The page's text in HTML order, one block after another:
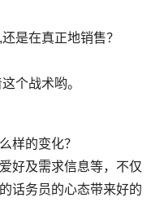
是在真正地销售？
个战术哟。
样的变化？
好及需求信息等，不仅
话务员的心态带来好的